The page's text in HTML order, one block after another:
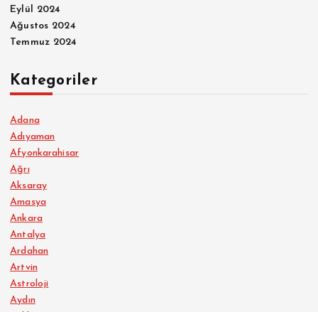
Eylül 2024
Ağustos 2024
Temmuz 2024
Kategoriler
Adana
Adıyaman
Afyonkarahisar
Ağrı
Aksaray
Amasya
Ankara
Antalya
Ardahan
Artvin
Astroloji
Aydın